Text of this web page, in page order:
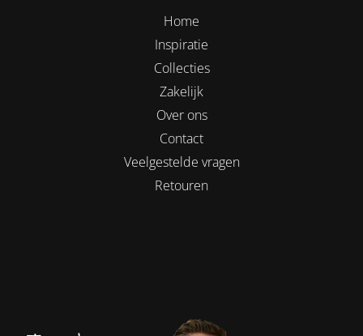
Home
Inspiratie
Collecties
Zakelijk
Over ons
Contact
Veelgestelde vragen
Retouren